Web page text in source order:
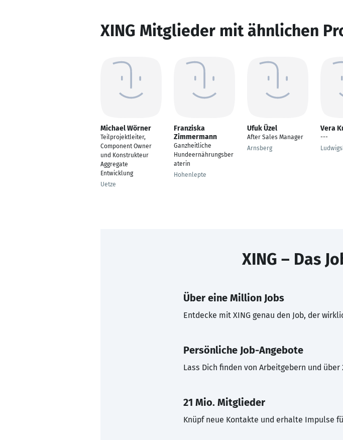
XING Mitglieder mit ähnlichen
Michael Wörner
Teilprojektleiter,
Component Owner
und Konstrukteur
Aggregate
Entwicklung
Uetze
Franziska
Zimmermann
Ganzheitliche
Hundeernährungsber
aterin
Hohenlepte
Ufuk Üzel
After Sales Manager
Arnsberg
Vera
---
XING – Das
Über eine Million Jobs
Entdecke mit XING genau den Job, der
Persönliche Job-Angebote
Lass Dich finden von Arbeitgebern und über
21 Mio. Mitglieder
Knüpf neue Kontakte und erhalte Impulse